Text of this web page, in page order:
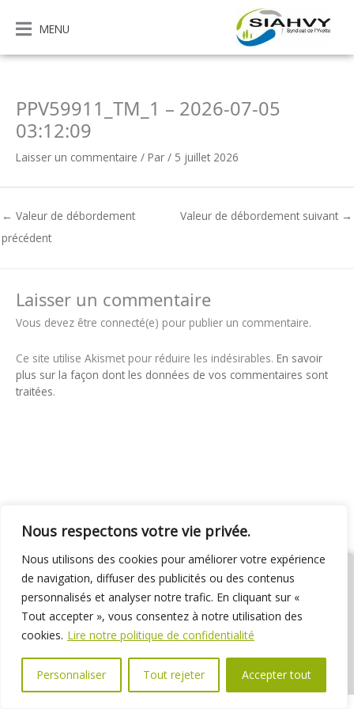
Nous respectons votre vie privée.
Nous utilisons des cookies pour améliorer votre expérience
de navigation, diffuser des publicités ou des contenus
personnalisés et analyser notre trafic. En cliquant sur «
Tout accepter », vous consentez à notre utilisation des
cookies. Lire notre politique de confidentialité
Personnaliser Tout rejeter Accepter tout
contenu
MENU
PPV59911_TM_1 – 2026-07-05
03:12:09
Laisser un commentaire / Par / 5 juillet 2026
← Valeur de débordement
précédent
Valeur de débordement suivant →
Laisser un commentaire
Vous devez être connecté(e) pour publier un commentaire.
Ce site utilise Akismet pour réduire les indésirables. En savoir
plus sur la façon dont les données de vos commentaires sont
traitées.
01 69 31 72 10 01 69 31 37 31
Nous contacter
Espace élus
Marchés publics Délibérations